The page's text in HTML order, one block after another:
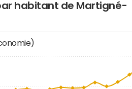
habitant de Martigné-